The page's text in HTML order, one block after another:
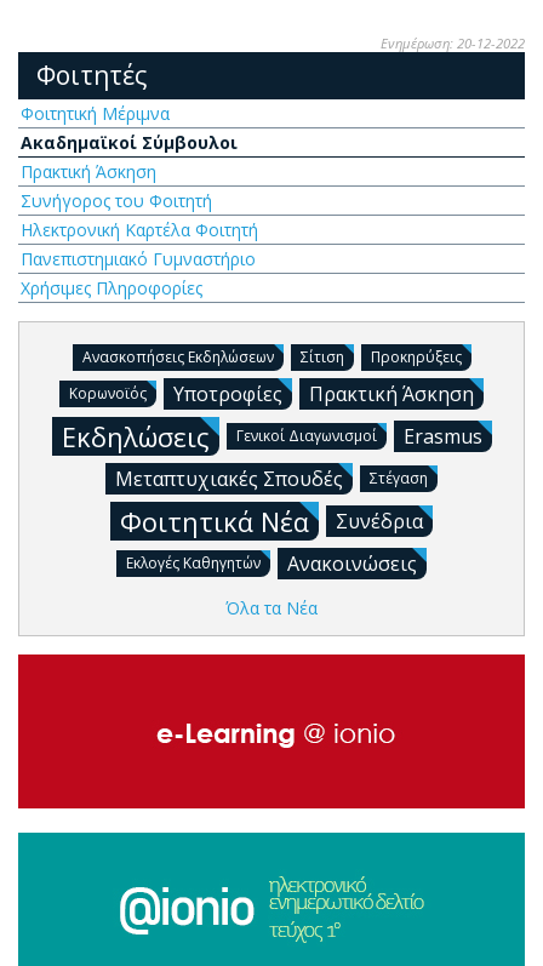
Ενημέρωση: 20-12-2022
Φοιτητές
Φοιτητική Μέριμνα
Ακαδημαϊκοί Σύμβουλοι
Πρακτική Άσκηση
Συνήγορος του Φοιτητή
Ηλεκτρονική Καρτέλα Φοιτητή
Πανεπιστημιακό Γυμναστήριο
Χρήσιμες Πληροφορίες
Ανασκοπήσεις Εκδηλώσεων Σίτιση
Προκηρύξεις
Κορωνοϊός
Υποτροφίες Πρακτική Άσκηση
Εκδηλώσεις Γενικοί Διαγωνισμοί
Erasmus
Μεταπτυχιακές Σπουδές
Στέγαση
Φοιτητικά Νέα Συνέδρια
Εκλογές Καθηγητών Ανακοινώσεις
Όλα τα Νέα